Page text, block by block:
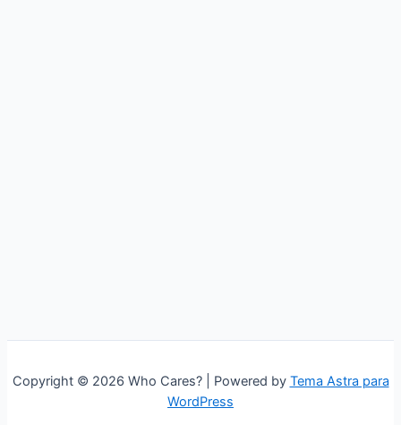
Copyright © 2026 Who Cares? | Powered by Tema Astra para
WordPress